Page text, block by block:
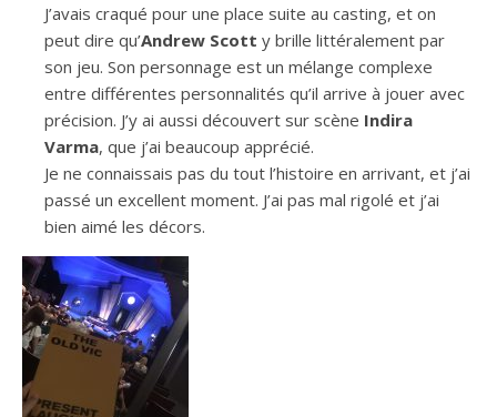
J’avais craqué pour une place suite au casting, et on
peut dire qu’Andrew Scott y brille littéralement par
son jeu. Son personnage est un mélange complexe
entre différentes personnalités qu’il arrive à jouer avec
précision. J’y ai aussi découvert sur scène Indira
Varma, que j’ai beaucoup apprécié.
Je ne connaissais pas du tout l’histoire en arrivant, et j’ai
passé un excellent moment. J’ai pas mal rigolé et j’ai
bien aimé les décors.